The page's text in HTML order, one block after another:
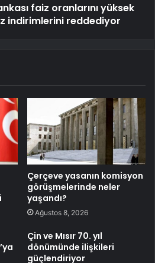
faiz oranlarını yüksek
indirimlerini reddediyor
Çerçeve yasanın komisyon
görüşmelerinde neler
yaşandı?
Ağustos 8, 2026
Çin ve Mısır 70. yıl
dönümünde ilişkileri
güçlendiriyor